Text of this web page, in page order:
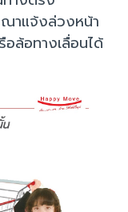
าแจ้งล่วงหน้า
ล้อทางเลื่อนได้